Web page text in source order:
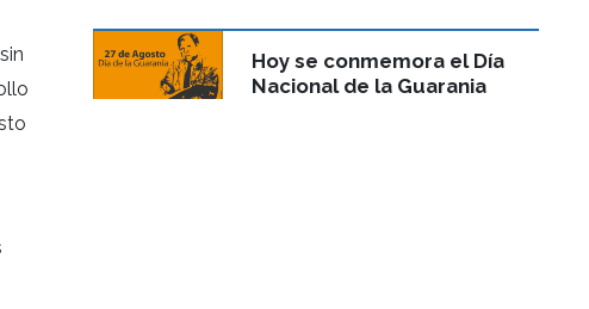
Hoy se conmemora el Día
Nacional de la Guarania